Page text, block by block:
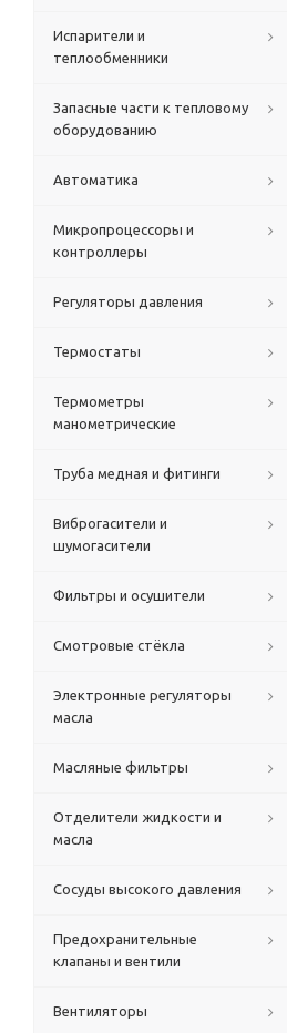
Испарители и
теплообменники
Запасные части к тепловому
оборудованию
Автоматика
Микропроцессоры и
контроллеры
Регуляторы давления
Термостаты
Термометры
манометрические
Труба медная и фитинги
Виброгасители и
шумогасители
Фильтры и осушители
Смотровые стёкла
Электронные регуляторы
масла
Масляные фильтры
Отделители жидкости и
масла
Сосуды высокого давления
Предохранительные
клапаны и вентили
Вентиляторы